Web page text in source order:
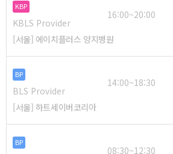
KBP
KBLS Provider
16:00~20:00
[서울] 에이치플러스 양지병원
BP
BLS Provider
14:00~18:30
[서울] 하트세이버코리아
BP
08:30~12:30